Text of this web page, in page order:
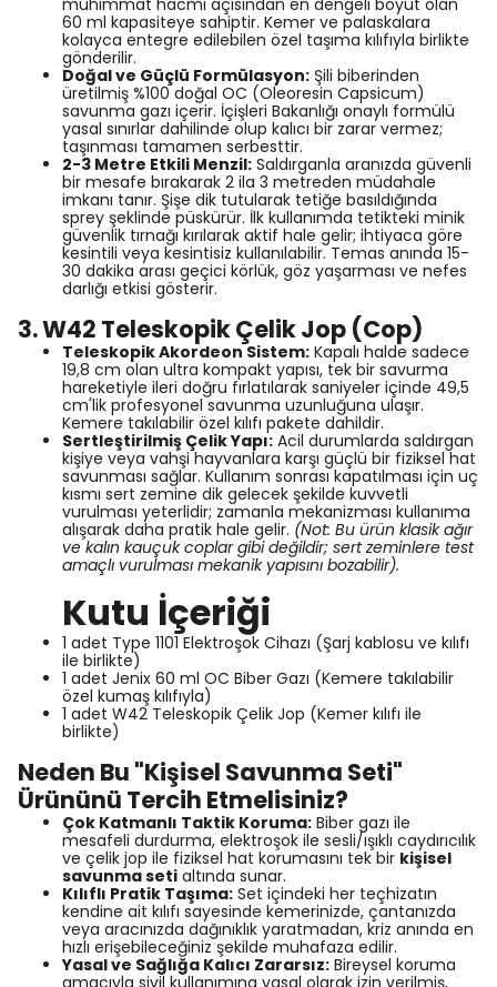
mühimmat hacmi açısından en dengeli boyut olan
60 ml kapasiteye sahiptir. Kemer ve palaskalara
kolayca entegre edilebilen özel taşıma kılıfıyla birlikte
gönderilir.
Doğal ve Güçlü Formülasyon: Şili biberinden
üretilmiş %100 doğal OC (Oleoresin Capsicum)
savunma gazı içerir. İçişleri Bakanlığı onaylı formülü
yasal sınırlar dahilinde olup kalıcı bir zarar vermez;
taşınması tamamen serbesttir.
2-3 Metre Etkili Menzil: Saldırganla aranızda güvenli
bir mesafe bırakarak 2 ila 3 metreden müdahale
imkanı tanır. Şişe dik tutularak tetiğe basıldığında
sprey şeklinde püskürür. İlk kullanımda tetikteki minik
güvenlik tırnağı kırılarak aktif hale gelir; ihtiyaca göre
kesintili veya kesintisiz kullanılabilir. Temas anında 15-
30 dakika arası geçici körlük, göz yaşarması ve nefes
darlığı etkisi gösterir.
3. W42 Teleskopik Çelik Jop (Cop)
Teleskopik Akordeon Sistem: Kapalı halde sadece
19,8 cm olan ultra kompakt yapısı, tek bir savurma
hareketiyle ileri doğru fırlatılarak saniyeler içinde 49,5
cm'lik profesyonel savunma uzunluğuna ulaşır.
Kemere takılabilir özel kılıfı pakete dahildir.
Sertleştirilmiş Çelik Yapı: Acil durumlarda saldırgan
kişiye veya vahşi hayvanlara karşı güçlü bir fiziksel hat
savunması sağlar. Kullanım sonrası kapatılması için uç
kısmı sert zemine dik gelecek şekilde kuvvetli
vurulması yeterlidir; zamanla mekanizması kullanıma
alışarak daha pratik hale gelir. (Not: Bu ürün klasik ağır
ve kalın kauçuk coplar gibi değildir; sert zeminlere test
amaçlı vurulması mekanik yapısını bozabilir).
Kutu İçeriği
1 adet Type 1101 Elektroşok Cihazı (Şarj kablosu ve kılıfı
ile birlikte)
1 adet Jenix 60 ml OC Biber Gazı (Kemere takılabilir
özel kumaş kılıfıyla)
1 adet W42 Teleskopik Çelik Jop (Kemer kılıfı ile
birlikte)
Neden Bu "Kişisel Savunma Seti"
Ürününü Tercih Etmelisiniz?
Çok Katmanlı Taktik Koruma: Biber gazı ile
mesafeli durdurma, elektroşok ile sesli/ışıklı caydırıcılık
ve çelik jop ile fiziksel hat korumasını tek bir kişisel
savunma seti altında sunar.
Kılıflı Pratik Taşıma: Set içindeki her teçhizatın
kendine ait kılıfı sayesinde kemerinizde, çantanızda
veya aracınızda dağınıklık yaratmadan, kriz anında en
hızlı erişebileceğiniz şekilde muhafaza edilir.
Yasal ve Sağlığa Kalıcı Zararsız: Bireysel koruma
amacıyla sivil kullanımına yasal olarak izin verilmiş,